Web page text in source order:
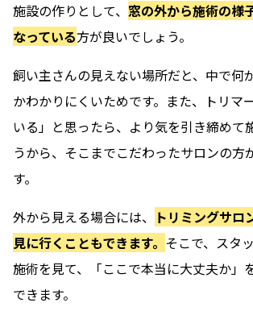
施設の作りとして、 窓の外から施術の様
なっている方が良いでしょう。
飼い主さんの見えない場所だと、中で何
かわかりにくいためです。また、トリマ
いる」と思ったら、より気を引き締めて
うから、そこまでこだわったサロンの方
す。
外から見える場合には、 トリミングサロ
見に行くこともできます。 そこで、スタ
施術を見て、「ここで本当に大丈夫か」
できます。